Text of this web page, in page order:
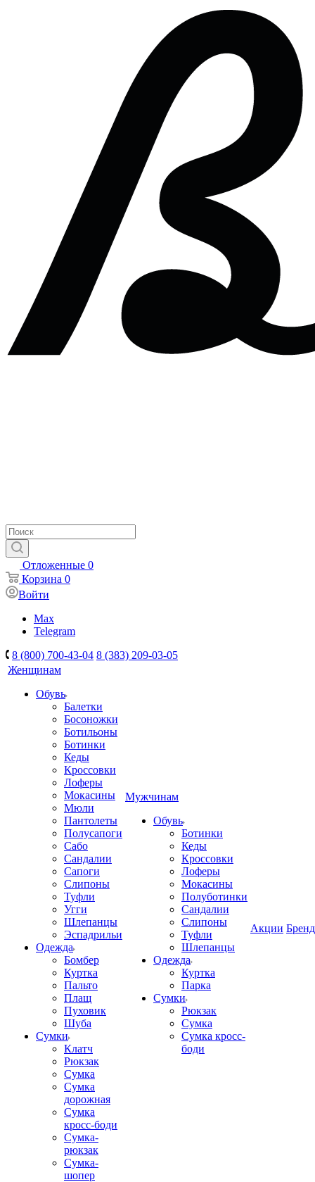
Отложенные 0
Корзина 0
Войти
Max
Telegram
8 (800) 700-43-04 8 (383) 209-03-05
Женщинам
Обувь
Балетки
Босоножки
Ботильоны
Ботинки
Кеды
Кроссовки
Лоферы
Мокасины
Мюли
Пантолеты
Полусапоги
Сабо
Сандалии
Сапоги
Слипоны
Туфли
Угги
Шлепанцы
Эспадрильи
Одежда
Бомбер
Куртка
Пальто
Плащ
Пуховик
Шуба
Сумки
Клатч
Рюкзак
Сумка
Сумка
дорожная
Сумка
кросс-боди
Сумка-
рюкзак
Сумка-
шопер
Мужчинам
Обувь
Ботинки
Кеды
Кроссовки
Лоферы
Мокасины
Полуботинки
Сандалии
Слипоны
Туфли
Шлепанцы
Одежда
Куртка
Парка
Сумки
Рюкзак
Сумка
Сумка кросс-
боди
Акции